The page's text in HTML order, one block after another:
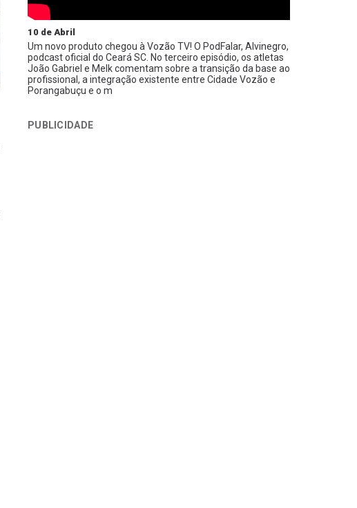
10 de Abril
Um novo produto chegou à Vozão TV! O PodFalar, Alvinegro,
podcast oficial do Ceará SC. No terceiro episódio, os atletas
João Gabriel e Melk comentam sobre a transição da base ao
profissional, a integração existente entre Cidade Vozão e
Porangabuçu e o m
PUBLICIDADE